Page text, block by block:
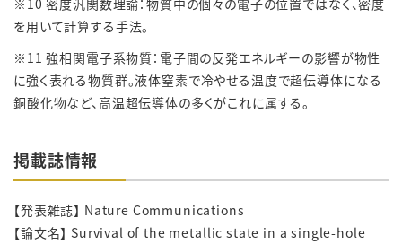
を用いて計算する手法。
※11 強相関電子系物質：電子間の反発エネルギーの影響が物性
に強く表れる物質群。液体窒素で冷やせる温度で超伝導体になる
銅酸化物など、高温超伝導体の多くがこれに属する。
掲載誌情報
【発表雑誌】 Nature Communications
【論文名】 Survival of the metallic state in a single-hole